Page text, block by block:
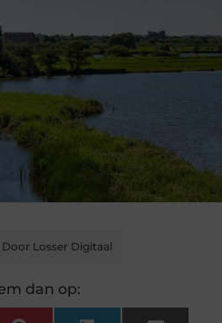
Losser Digitaal
dan op: